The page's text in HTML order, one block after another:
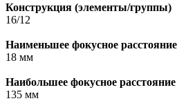
Конструкция (элементы/группы)
16/12
Наименьшее фокусное расстояние
18 мм
Наибольшее фокусное расстояние
135 мм